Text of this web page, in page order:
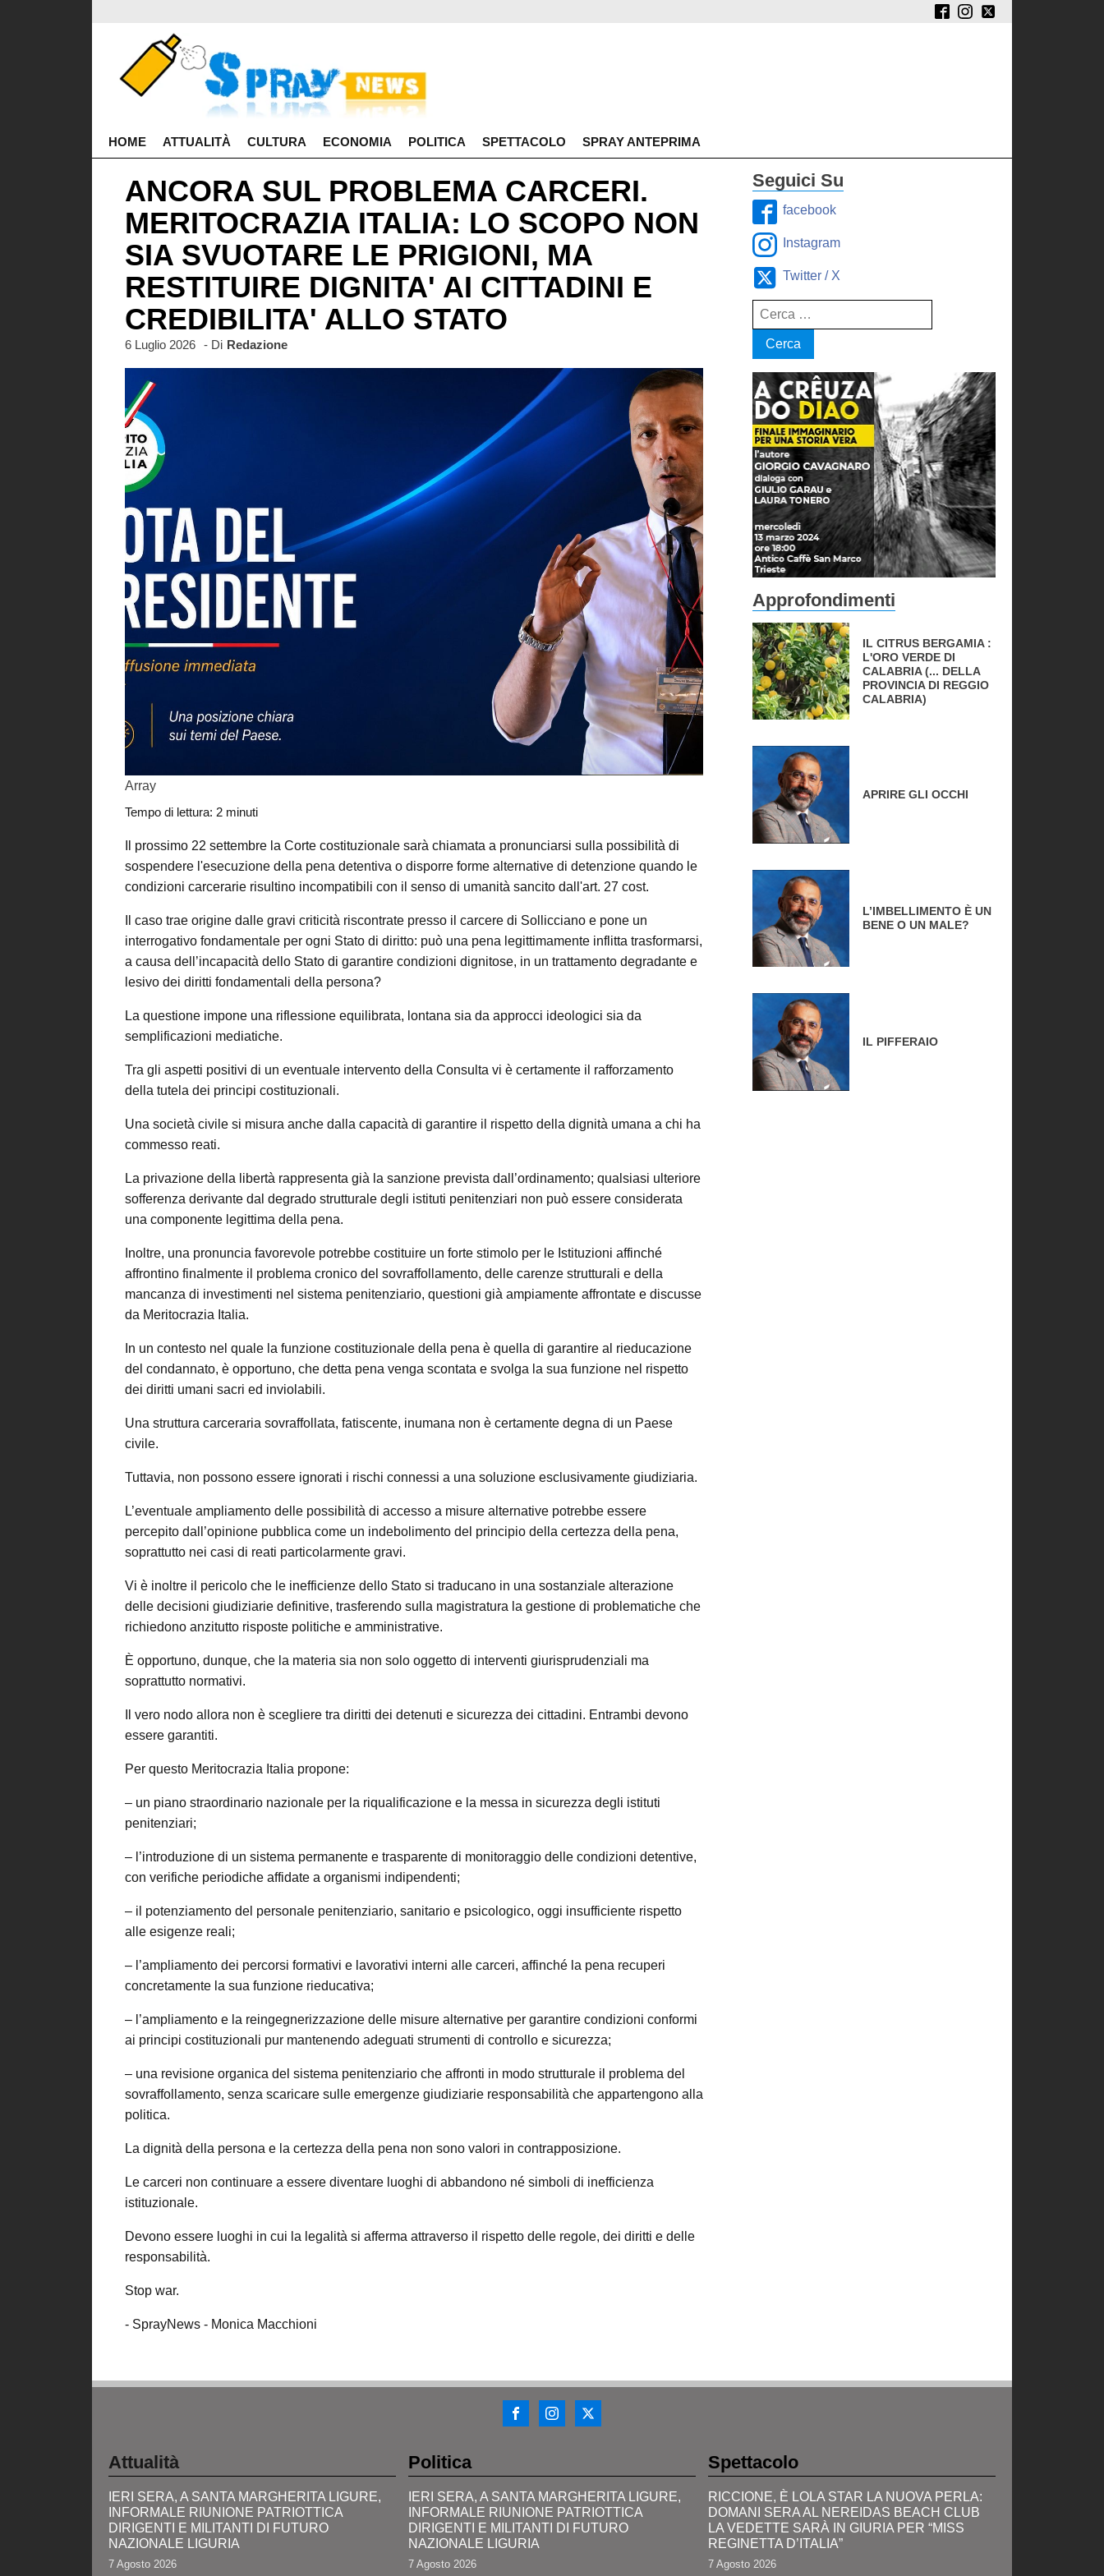
HOME ATTUALITÀ CULTURA ECONOMIA POLITICA SPETTACOLO SPRAY ANTEPRIMA
ANCORA SUL PROBLEMA CARCERI.
MERITOCRAZIA ITALIA: LO SCOPO NON
SIA SVUOTARE LE PRIGIONI, MA
RESTITUIRE DIGNITA' AI CITTADINI E
CREDIBILITA' ALLO STATO
6 Luglio 2026 - Di Redazione
Array
Tempo di lettura: 2 minuti
Il prossimo 22 settembre la Corte costituzionale sarà chiamata a pronunciarsi sulla possibilità di
sospendere l'esecuzione della pena detentiva o disporre forme alternative di detenzione quando le
condizioni carcerarie risultino incompatibili con il senso di umanità sancito dall'art. 27 cost.
Il caso trae origine dalle gravi criticità riscontrate presso il carcere di Sollicciano e pone un
interrogativo fondamentale per ogni Stato di diritto: può una pena legittimamente inflitta trasformarsi,
a causa dell’incapacità dello Stato di garantire condizioni dignitose, in un trattamento degradante e
lesivo dei diritti fondamentali della persona?
La questione impone una riflessione equilibrata, lontana sia da approcci ideologici sia da
semplificazioni mediatiche.
Tra gli aspetti positivi di un eventuale intervento della Consulta vi è certamente il rafforzamento
della tutela dei principi costituzionali.
Una società civile si misura anche dalla capacità di garantire il rispetto della dignità umana a chi ha
commesso reati.
La privazione della libertà rappresenta già la sanzione prevista dall’ordinamento; qualsiasi ulteriore
sofferenza derivante dal degrado strutturale degli istituti penitenziari non può essere considerata
una componente legittima della pena.
Inoltre, una pronuncia favorevole potrebbe costituire un forte stimolo per le Istituzioni affinché
affrontino finalmente il problema cronico del sovraffollamento, delle carenze strutturali e della
mancanza di investimenti nel sistema penitenziario, questioni già ampiamente affrontate e discusse
da Meritocrazia Italia.
In un contesto nel quale la funzione costituzionale della pena è quella di garantire al rieducazione
del condannato, è opportuno, che detta pena venga scontata e svolga la sua funzione nel rispetto
dei diritti umani sacri ed inviolabili.
Una struttura carceraria sovraffollata, fatiscente, inumana non è certamente degna di un Paese
civile.
Tuttavia, non possono essere ignorati i rischi connessi a una soluzione esclusivamente giudiziaria.
L’eventuale ampliamento delle possibilità di accesso a misure alternative potrebbe essere
percepito dall’opinione pubblica come un indebolimento del principio della certezza della pena,
soprattutto nei casi di reati particolarmente gravi.
Vi è inoltre il pericolo che le inefficienze dello Stato si traducano in una sostanziale alterazione
delle decisioni giudiziarie definitive, trasferendo sulla magistratura la gestione di problematiche che
richiedono anzitutto risposte politiche e amministrative.
È opportuno, dunque, che la materia sia non solo oggetto di interventi giurisprudenziali ma
soprattutto normativi.
Il vero nodo allora non è scegliere tra diritti dei detenuti e sicurezza dei cittadini. Entrambi devono
essere garantiti.
Per questo Meritocrazia Italia propone:
– un piano straordinario nazionale per la riqualificazione e la messa in sicurezza degli istituti
penitenziari;
– l’introduzione di un sistema permanente e trasparente di monitoraggio delle condizioni detentive,
con verifiche periodiche affidate a organismi indipendenti;
– il potenziamento del personale penitenziario, sanitario e psicologico, oggi insufficiente rispetto
alle esigenze reali;
– l’ampliamento dei percorsi formativi e lavorativi interni alle carceri, affinché la pena recuperi
concretamente la sua funzione rieducativa;
– l’ampliamento e la reingegnerizzazione delle misure alternative per garantire condizioni conformi
ai principi costituzionali pur mantenendo adeguati strumenti di controllo e sicurezza;
– una revisione organica del sistema penitenziario che affronti in modo strutturale il problema del
sovraffollamento, senza scaricare sulle emergenze giudiziarie responsabilità che appartengono alla
politica.
La dignità della persona e la certezza della pena non sono valori in contrapposizione.
Le carceri non continuare a essere diventare luoghi di abbandono né simboli di inefficienza
istituzionale.
Devono essere luoghi in cui la legalità si afferma attraverso il rispetto delle regole, dei diritti e delle
responsabilità.
Stop war.
- SprayNews - Monica Macchioni
Seguici Su
facebook
Instagram
Twitter / X
Ricerca
per:
Approfondimenti
IL CITRUS BERGAMIA :
L'ORO VERDE DI
CALABRIA (... DELLA
PROVINCIA DI REGGIO
CALABRIA)
APRIRE GLI OCCHI
L’IMBELLIMENTO È UN
BENE O UN MALE?
IL PIFFERAIO
Attualità
IERI SERA, A SANTA MARGHERITA LIGURE,
INFORMALE RIUNIONE PATRIOTTICA
DIRIGENTI E MILITANTI DI FUTURO
NAZIONALE LIGURIA
7 Agosto 2026
Politica
IERI SERA, A SANTA MARGHERITA LIGURE,
INFORMALE RIUNIONE PATRIOTTICA
DIRIGENTI E MILITANTI DI FUTURO
NAZIONALE LIGURIA
7 Agosto 2026
Spettacolo
RICCIONE, È LOLA STAR LA NUOVA PERLA:
DOMANI SERA AL NEREIDAS BEACH CLUB
LA VEDETTE SARÀ IN GIURIA PER “MISS
REGINETTA D’ITALIA”
7 Agosto 2026